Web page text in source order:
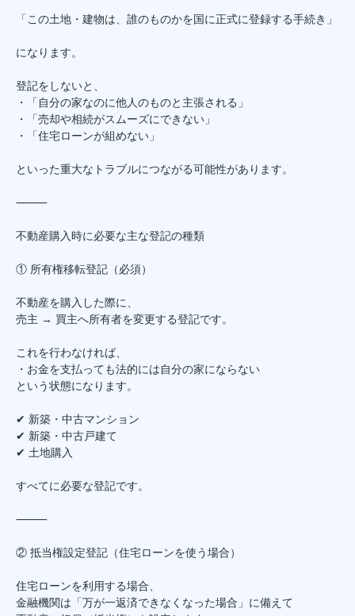
「この土地・建物は、誰のものかを国に正式に登録する手続き」
になります。
登記をしないと、
・「自分の家なのに他人のものと主張される」
・「売却や相続がスムーズにできない」
・「住宅ローンが組めない」
といった重大なトラブルにつながる可能性があります。
⸻
不動産購入時に必要な主な登記の種類
① 所有権移転登記（必須）
不動産を購入した際に、
売主 → 買主へ所有者を変更する登記です。
これを行わなければ、
・お金を支払っても法的には自分の家にならない
という状態になります。
✔ 新築・中古マンション
✔ 新築・中古戸建て
✔ 土地購入
すべてに必要な登記です。
⸻
② 抵当権設定登記（住宅ローンを使う場合）
住宅ローンを利用する場合、
金融機関は「万が一返済できなくなった場合」に備えて